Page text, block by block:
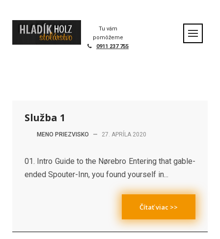
Tu vám
pomôžeme
0911 237 755
Home | Portfolio | Služba 1
Služba 1
MENO PRIEZVISKO — 27. APRÍLA 2020
01. Intro Guide to the Nørebro Entering that gable-
ended Spouter-Inn, you found yourself in...
Čítať viac >>